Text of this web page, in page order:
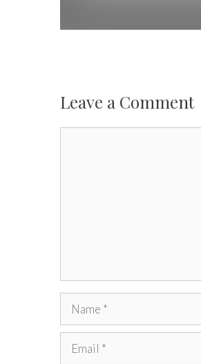
Leave a Comment
Name
Email